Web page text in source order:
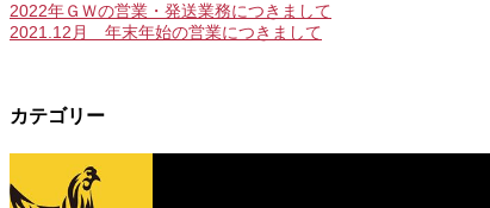
2022年ＧＷの営業・発送業務につきまして
2021.12月 年末年始の営業につきまして
カテゴリー